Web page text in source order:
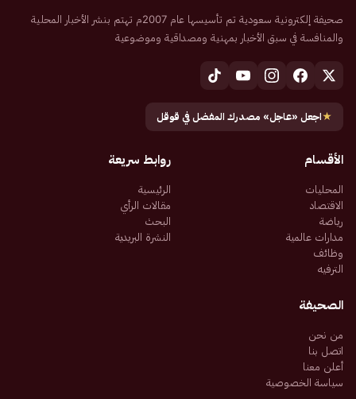
صحيفة إلكترونية سعودية تم تأسيسها عام 2007م تهتم بنشر الأخبار المحلية
والمنافسة في سبق الأخبار بمهنية ومصداقية وموضوعية
★اجعل «عاجل» مصدرك المفضل في قوقل
الأقسام
المحليات
الاقتصاد
رياضة
مدارات عالمية
وظائف
الترفيه
روابط سريعة
الرئيسية
مقالات الرأي
البحث
النشرة البريدية
الصحيفة
من نحن
اتصل بنا
أعلن معنا
سياسة الخصوصية